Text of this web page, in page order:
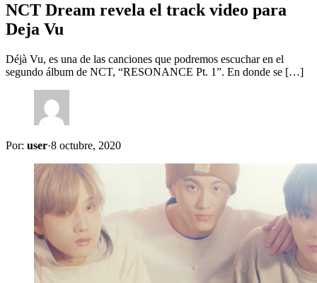
NCT Dream revela el track video para
Deja Vu
Déjà Vu, es una de las canciones que podremos escuchar en el
segundo álbum de NCT, “RESONANCE Pt. 1”. En donde se […]
Por: user·8 octubre, 2020